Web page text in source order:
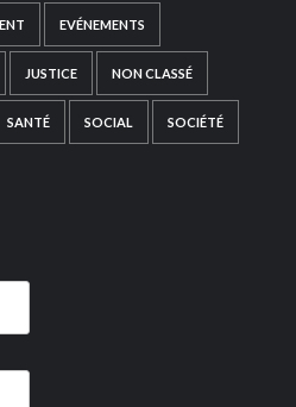
EVÉNEMENTS
JUSTICE NON CLASSÉ
SANTÉ SOCIAL SOCIÉTÉ